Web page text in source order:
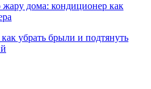
дома: кондиционер как
убрать брыли и подтянуть